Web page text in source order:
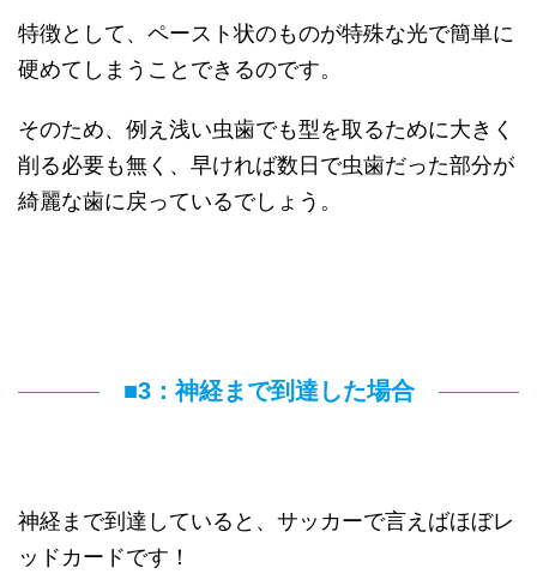
特徴として、ペースト状のものが特殊な光で簡単に
硬めてしまうことできるのです。
そのため、例え浅い虫歯でも型を取るために大きく
削る必要も無く、早ければ数日で虫歯だった部分が
綺麗な歯に戻っているでしょう。
■3：神経まで到達した場合
神経まで到達していると、サッカーで言えばほぼレ
ッドカードです！